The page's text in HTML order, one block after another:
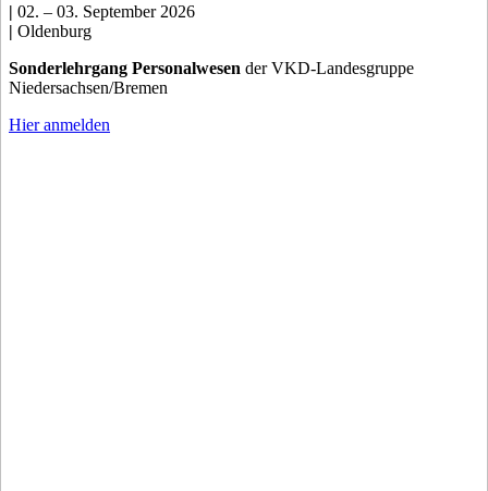
| 02. – 03. September 2026
| Oldenburg
Sonderlehrgang Personalwesen der VKD-Landesgruppe
Niedersachsen/Bremen
Hier anmelden